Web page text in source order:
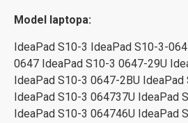
Model laptopa:
IdeaPad S10-3 IdeaPad S10-3-
0647 IdeaPad S10-3 0647-29U
IdeaPad S10-3 0647-2BU
IdeaPad S10-3 064737U IdeaPad
IdeaPad S10-3 064746U IdeaPad